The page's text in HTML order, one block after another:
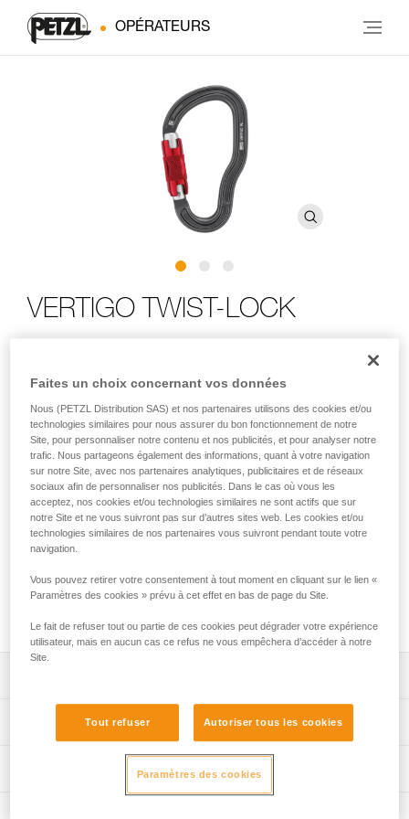
OPÉRATEURS
VERTIGO TWIST-LOCK
longes de canyoning DUAL CANYON CLUB et DUAL
Le connecteur VERTIGO TWIST-LOCK est conçu pour
équiper les longes de progression PROGRESS et les longes
de canyoning DUAL CANYON CLUB et DUAL CANYON
GUIDE. L'excellente prise en main et le système de
verrouillage automatique facilitent les manipulations au
passage des fractionnements. La grande ouverture et le
système Keylock permettent de le connecter facilement.
maintien TANGA pour favoriser la sollicitation du connecteur
selon le grand axe, limiter le risque de retournement et le
Il peut être associé à la barrette de maintien TANGA pour
favoriser la sollicitation du mousqueton selon le grand axe,
Spécifications techniques
Matière(s): aluminium
Informations techniques
Faites un choix concernant vos données
Nous (PETZL Distribution SAS) et nos partenaires utilisons des cookies et/ou
technologies similaires pour nous assurer du bon fonctionnement de notre
Site, pour personnaliser notre contenu et nos publicités, et pour analyser notre
trafic. Nous partageons également des informations, quant à votre navigation
sur notre Site, avec nos partenaires analytiques, publicitaires et de réseaux
sociaux afin de personnaliser nos publicités. Dans le cas où vous les
acceptez, nos cookies et/ou technologies similaires ne sont actifs que sur
notre Site et ne vous suivront pas sur d’autres sites web. Les cookies et/ou
technologies similaires de nos partenaires vous suivront pendant toute votre
navigation.
Vous pouvez retirer votre consentement à tout moment en cliquant sur le lien «
Paramètres des cookies » prévu à cet effet en bas de page du Site.
Le fait de refuser tout ou partie de ces cookies peut dégrader votre expérience
utilisateur, mais en aucun cas ce refus ne vous empêchera d’accéder à notre
Site.
Tout refuser Autoriser tous les cookies
Paramètres des cookies